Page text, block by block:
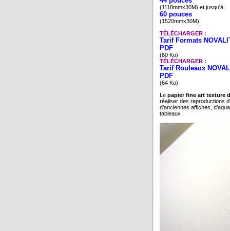
(1118mmx30M) et jusqu'à
60 pouces
(1520mmx30M).
TÉLÉCHARGER :
Tarif Formats
PDF
(60 Ko)
TÉLÉCHARGER :
Tarif Rouleaux
PDF
(64 Ko)
Le papier fine art texture
réaliser des reproductions
d'anciennes affiches,
tableaux :